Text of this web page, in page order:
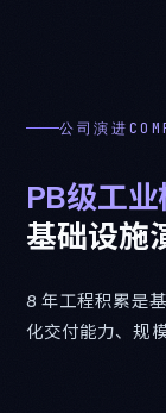
公司演进
PB级工业
基础设施
8 年工程积累是
化交付能力、规